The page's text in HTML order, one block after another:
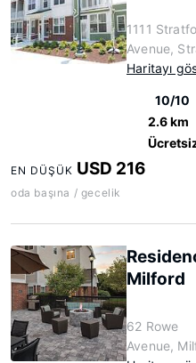
1111
Avenue,
Haritayı
10/10
2.6 km
EN DÜŞÜK USD 216
oda başına / gecelik
Milford
62 Rowe
Avenue,